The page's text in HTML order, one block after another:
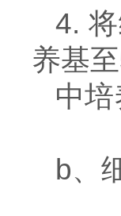
4.
养基
中培
b、